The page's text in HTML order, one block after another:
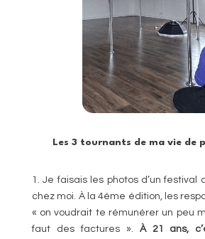
Les 3 tournants de ma vie de
1. Je faisais les photos d’un festival
chez moi. À la 4éme édition, les
« on voudrait te rémunérer un peu
faut des factures ». À 21 ans,